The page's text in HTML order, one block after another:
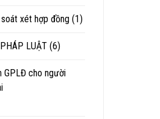
xét hợp đồng (1)
LUẬT (6)
GPLĐ cho người